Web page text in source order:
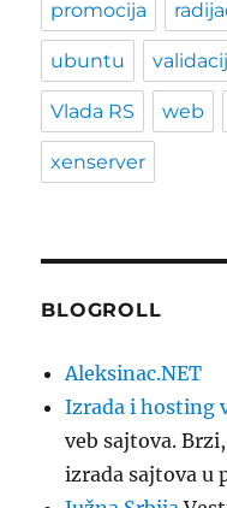
promocija
ubuntu
Vlada RS web
xenserver
BLOGROLL
Aleksinac.NET
Izrada i hosting
veb sajtova.
izrada sajtova u